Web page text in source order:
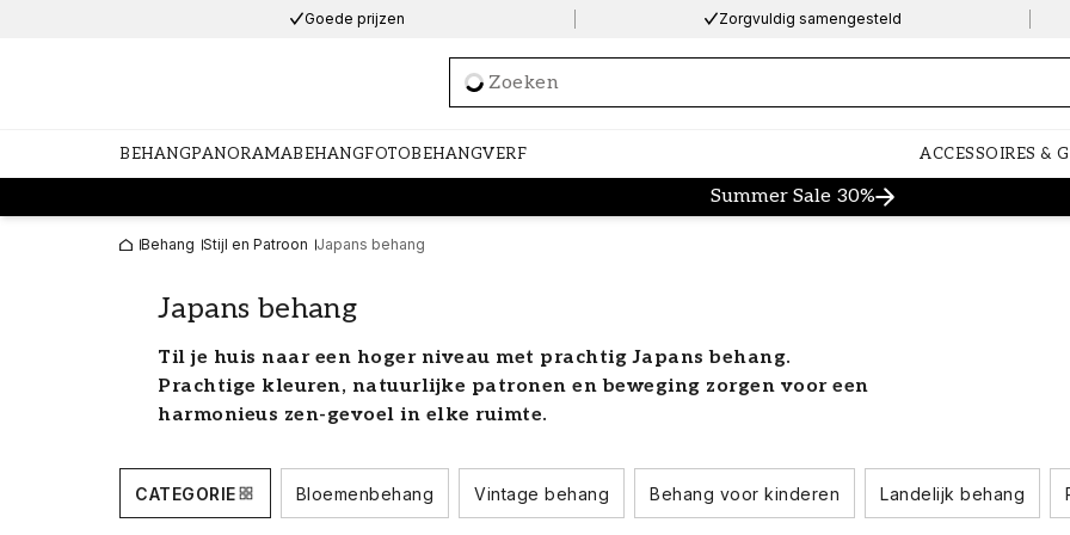
Goede prijzen Zorgvuldig samengesteld
Loading…
BEHANGPANORAMABEHANGFOTOBEHANGVERF ACCESSOIRES &
Summer Sale 30%
Behang Stijl en Patroon Japans behang
Japans behang
Til je huis naar een hoger niveau met prachtig Japans behang.
Prachtige kleuren, natuurlijke patronen en beweging zorgen voor een
harmonieus zen-gevoel in elke ruimte.
Japans behang voor een stijlvol en harmonieus huis
Japans behang draait om stijl en elegantie die een zachte, harmonieuze
CATEGORIE Bloemenbehang Vintage behang Behang voor kinderen Landelijk behang